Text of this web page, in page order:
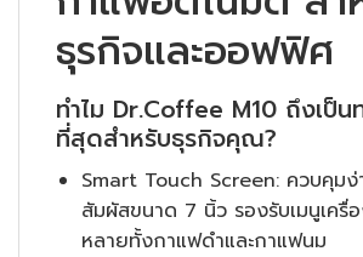
ธุรกิจและออฟฟิศ
ทำไม Dr.Coffee M10 ถึงเป็น
ที่สุดสำหรับธุรกิจคุณ?
Smart Touch Screen:ควบคุมง่
สัมผัสขนาด 7 นิ้ว รองรับเมนูเครื่
หลายทั้งกาแฟดำและกาแฟนม